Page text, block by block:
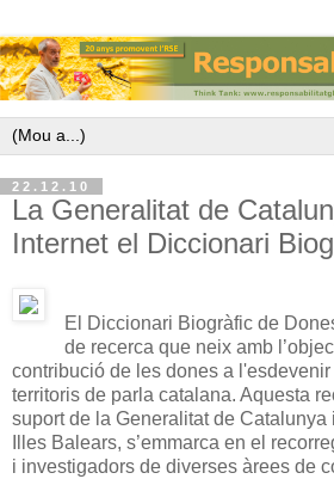
22.12.10
La Generalitat de
Internet el Diccionari
El Diccionari Biogràfic de
de recerca que neix amb
contribució de les dones a
territoris de parla catalana. Aquesta
suport de la Generalitat de Catalunya
Illes Balears, s’emmarca en el
i investigadors de diverses àrees de